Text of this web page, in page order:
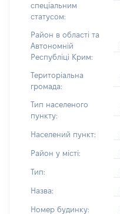
спеціальним
статусом:
Район в області та
Автономній
Республіці Крим:
Територіальна
громада:
Тип населеного
пункту:
Населений пункт:
Район у місті:
Тип:
Назва:
Номер будинку: